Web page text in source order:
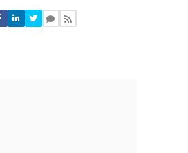
komentarzy
swoje komentarze